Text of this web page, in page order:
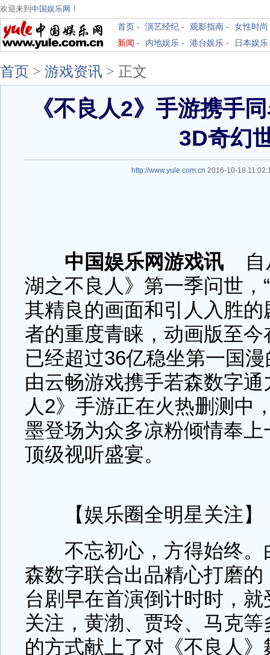
欢迎来到 中国娱乐网 ！
首页 - 演艺经纪 - 观影指南 - 女性时尚
新闻 - 内地娱乐 - 港台娱乐 - 日本娱乐
首页 > 游戏资讯 > 正文
《不良人2》手游携手
3D奇幻
http://www.yule.com.cn 2016-10-18
中国娱乐网游戏讯
湖之不良人》第一季问世，
其精良的画面和引人入胜
者的重度青睐，动画版至
已经超过36亿稳坐第一国
由云畅游戏携手若森数字
人2》手游正在火热删测中
墨登场为众多凉粉倾情奉
顶级视听盛宴。
【娱乐圈全明星关注】
不忘初心，方得始终。
森数字联合出品精心打磨
台剧早在首演倒计时时，
关注，黄渤、贾玲、马克
的方式献上了对《不良人